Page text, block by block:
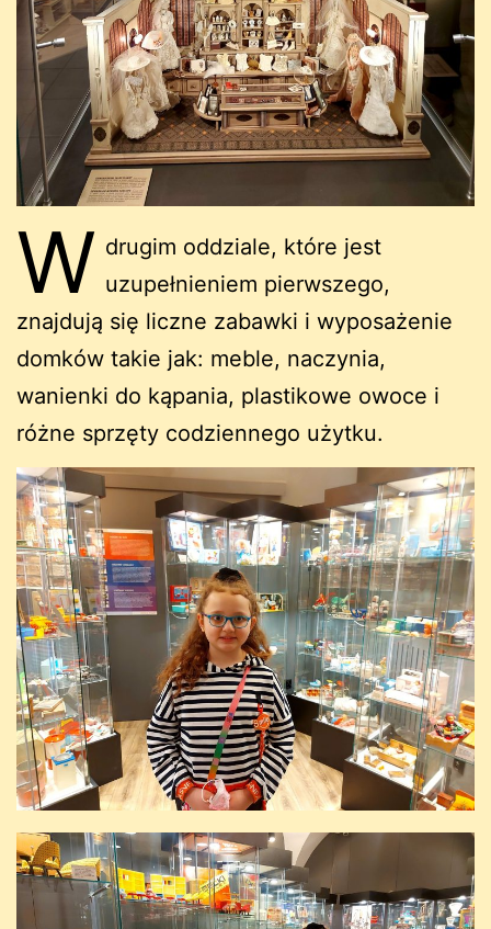
W drugim oddziale, które jest
uzupełnieniem pierwszego,
znajdują się liczne zabawki i wyposażenie
domków takie jak: meble, naczynia,
wanienki do kąpania, plastikowe owoce i
różne sprzęty codziennego użytku.